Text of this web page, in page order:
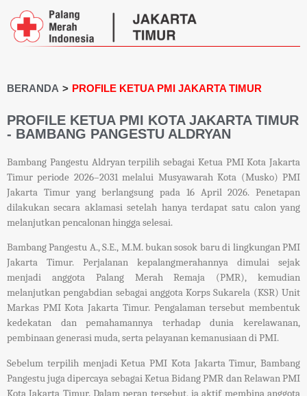
BERANDA > PROFILE KETUA PMI JAKARTA TIMUR
PROFILE KETUA PMI KOTA JAKARTA TIMUR
- BAMBANG PANGESTU ALDRYAN
Bambang Pangestu Aldryan terpilih sebagai Ketua PMI Kota Jakarta
Timur periode 2026–2031 melalui Musyawarah Kota (Musko) PMI
Jakarta Timur yang berlangsung pada 16 April 2026. Penetapan
dilakukan secara aklamasi setelah hanya terdapat satu calon yang
melanjutkan pencalonan hingga selesai.
Bambang Pangestu A., S.E., M.M. bukan sosok baru di lingkungan PMI
Jakarta Timur. Perjalanan kepalangmerahannya dimulai sejak
menjadi anggota Palang Merah Remaja (PMR), kemudian
melanjutkan pengabdian sebagai anggota Korps Sukarela (KSR) Unit
Markas PMI Kota Jakarta Timur. Pengalaman tersebut membentuk
kedekatan dan pemahamannya terhadap dunia kerelawanan,
pembinaan generasi muda, serta pelayanan kemanusiaan di PMI.
Sebelum terpilih menjadi Ketua PMI Kota Jakarta Timur, Bambang
Pangestu juga dipercaya sebagai Ketua Bidang PMR dan Relawan PMI
Kota Jakarta Timur. Dalam peran tersebut, ia aktif membina anggota